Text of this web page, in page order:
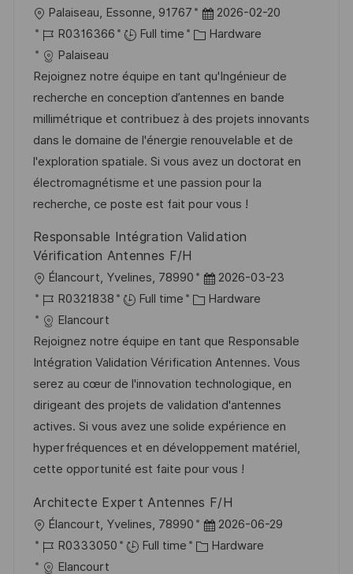
L
o
c
a
t
i
o
n
Palaiseau, Essonne, 91767
P
o
t
e
d
D
a
t
e
2026-02-20
J
o
b
I
d
R0316366 Full time
C
t
e
g
o
r
y
Hardware
Palaiseau
Rejoignez notre équipe en tant qu'Ingénieur de
recherche en conception d’antennes en bande
millimétrique et contribuez à des projets innovants
dans le domaine de l'énergie renouvelable et de
l'exploration spatiale. Si vous avez un doctorat en
électromagnétisme et une passion pour la
recherche, ce poste est fait pour vous !
Responsable Intégration Validation
Vérification Antennes F/H
L
o
c
a
t
i
o
n
Élancourt, Yvelines, 78990
P
o
t
e
d
D
a
t
e
2026-03-23
J
o
b
I
d
R0321838 Full time
C
t
e
g
o
r
y
Hardware
Elancourt
Rejoignez notre équipe en tant que Responsable
Intégration Validation Vérification Antennes. Vous
serez au cœur de l'innovation technologique, en
dirigeant des projets de validation d'antennes
actives. Si vous avez une solide expérience en
hyperfréquences et en développement matériel,
cette opportunité est faite pour vous !
Architecte Expert Antennes F/H
L
o
c
Élancourt, Yvelines, 78990
P
o
2026-06-29
J
o
R0333050 Full time
C
Hardware
Elancourt